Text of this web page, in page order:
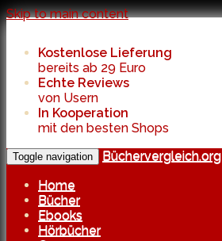
Skip to main content
Kostenlose Lieferung
bereits ab 29 Euro
Echte Reviews
von Usern
In Kooperation
mit den besten Shops
Toggle navigation
Büchervergleich.org
Home
Bücher
Ebooks
Hörbücher